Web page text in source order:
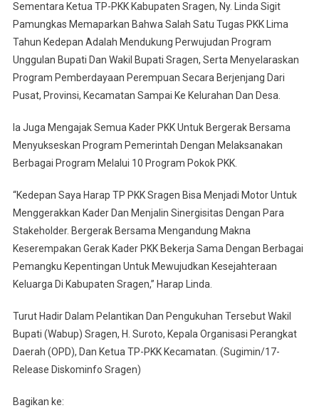
Sementara Ketua TP-PKK Kabupaten Sragen, Ny. Linda Sigit
Pamungkas Memaparkan Bahwa Salah Satu Tugas PKK Lima
Tahun Kedepan Adalah Mendukung Perwujudan Program
Unggulan Bupati Dan Wakil Bupati Sragen, Serta Menyelaraskan
Program Pemberdayaan Perempuan Secara Berjenjang Dari
Pusat, Provinsi, Kecamatan Sampai Ke Kelurahan Dan Desa.
Ia Juga Mengajak Semua Kader PKK Untuk Bergerak Bersama
Menyukseskan Program Pemerintah Dengan Melaksanakan
Berbagai Program Melalui 10 Program Pokok PKK.
“Kedepan Saya Harap TP PKK Sragen Bisa Menjadi Motor Untuk
Menggerakkan Kader Dan Menjalin Sinergisitas Dengan Para
Stakeholder. Bergerak Bersama Mengandung Makna
Keserempakan Gerak Kader PKK Bekerja Sama Dengan Berbagai
Pemangku Kepentingan Untuk Mewujudkan Kesejahteraan
Keluarga Di Kabupaten Sragen,” Harap Linda.
Turut Hadir Dalam Pelantikan Dan Pengukuhan Tersebut Wakil
Bupati (Wabup) Sragen, H. Suroto, Kepala Organisasi Perangkat
Daerah (OPD), Dan Ketua TP-PKK Kecamatan. (Sugimin/17-
Release Diskominfo Sragen)
Bagikan ke: